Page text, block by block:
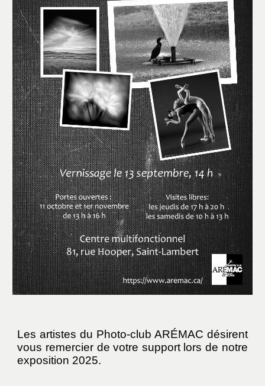
Les artistes du Photo-club ARÉMAC désirent
vous remercier de votre support lors de notre
exposition 2025.